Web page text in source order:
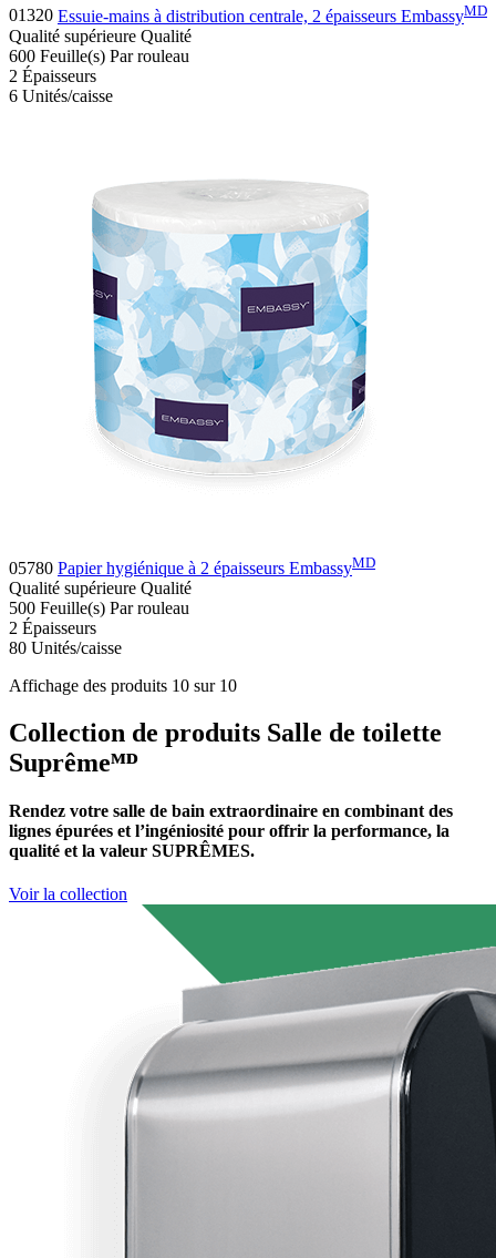
01320 Essuie-mains à distribution centrale, 2 épaisseurs EmbassyMD
Qualité supérieure Qualité
600 Feuille(s) Par rouleau
2 Épaisseurs
6 Unités/caisse
05780 Papier hygiénique à 2 épaisseurs EmbassyMD
Qualité supérieure Qualité
500 Feuille(s) Par rouleau
2 Épaisseurs
80 Unités/caisse
Affichage des produits 10 sur 10
Collection de produits Salle de toilette
Suprêmeᴹᴰ
Rendez votre salle de bain extraordinaire en combinant des
lignes épurées et l’ingéniosité pour offrir la performance, la
qualité et la valeur SUPRÊMES.
Voir la collection